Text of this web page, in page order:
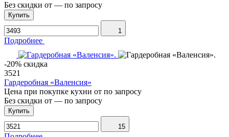
Без скидки от — по запросу
Купить
1
Подробнее
-20% скидка
3521
Гардеробная «Валенсия»
Цена при покупке кухни от по запросу
Без скидки от — по запросу
Купить
15